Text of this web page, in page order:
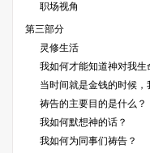
职场视角
第三部分
灵修生活
我如何才能知道神对我生
当时间就是金钱的时候，
祷告的主要目的是什么？
我如何默想神的话？
我如何为同事们祷告？